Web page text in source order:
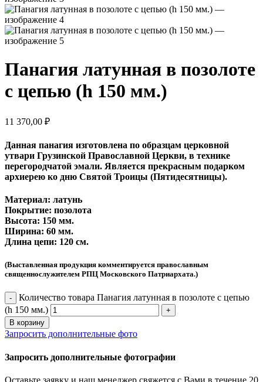
Панагия латунная в позолоте
с цепью (h 150 мм.)
11 370,00 ₽
Данная панагия изготовлена по образцам церковной
утвари Грузинской Православной Церкви, в технике
перегородчатой эмали. Является прекрасным подарком
архиерею ко дню Святой Троицы (Пятидесятницы).
Материал: латунь
Покрытие: позолота
Высота: 150 мм.
Ширина: 60 мм.
Длина цепи: 120 см.
(Выставленная продукция комментируется православным
священнослужителем РПЦ Московского Патриархата.)
-
Количество товара Панагия латунная в позолоте с цепью
(h 150 мм.)
+
В корзину
Запросить дополнительные фото
Запросить дополнительные фотографии
Оставьте заявку и наш менеджер свяжется с Вами в течение 20